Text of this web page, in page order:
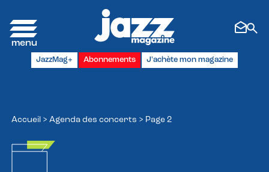
JazzMag+ Abonnements J'achète mon magazine
Accueil > Agenda des concerts > Page 2